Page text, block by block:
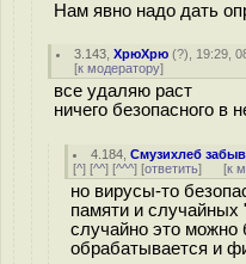
Нам явно надо дать
3.143 ,ХрюХрю (?), 19:29,
[к модератору]
все удаляю раст
ничего безопасного в
4.184 ,Смузихлеб
[^] [^^] [^^^] [ответить] [к
но вирусы-то
памяти и
случайно это можно
обрабатывается и